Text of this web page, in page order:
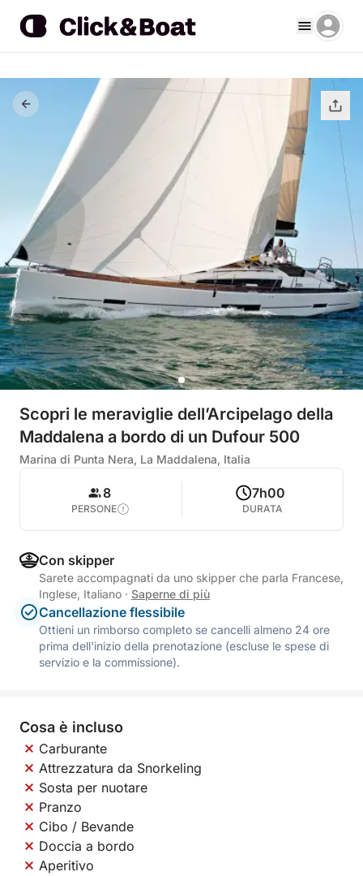
Scopri le meraviglie dell’Arcipelago della
Maddalena a bordo di un Dufour 500
Marina di Punta Nera, La Maddalena, Italia
8
PERSONE
7h00
DURATA
Con skipper
Sarete accompagnati da uno skipper che parla Francese,
Inglese, Italiano · Saperne di più
Cancellazione flessibile
Ottieni un rimborso completo se cancelli almeno 24 ore
prima dell'inizio della prenotazione (escluse le spese di
servizio e la commissione).
Cosa è incluso
Carburante
Attrezzatura da Snorkeling
Sosta per nuotare
Pranzo
Cibo / Bevande
Doccia a bordo
Aperitivo